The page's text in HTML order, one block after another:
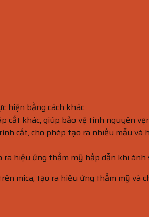
hiện bằng cách khác.
cắt khác, giúp bảo vệ tính nguyên
cắt, cho phép tạo ra nhiều mẫu và
hiệu ứng thẩm mỹ hấp dẫn khi ánh
mica, tạo ra hiệu ứng thẩm mỹ và